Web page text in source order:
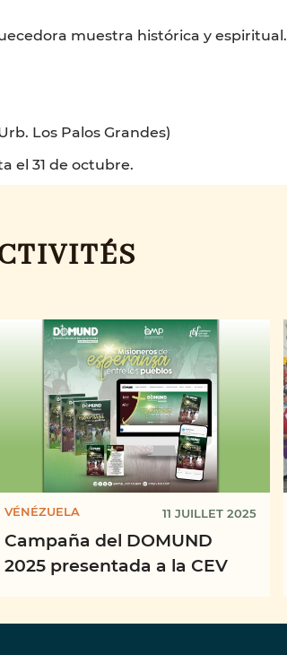
muestra histórica y espiritual.
Los Palos Grandes)
el 31 de octubre.
VÉNÉZUELA 11 JUILLET 2025
Campaña del DOMUND
2025 presentada a la CEV